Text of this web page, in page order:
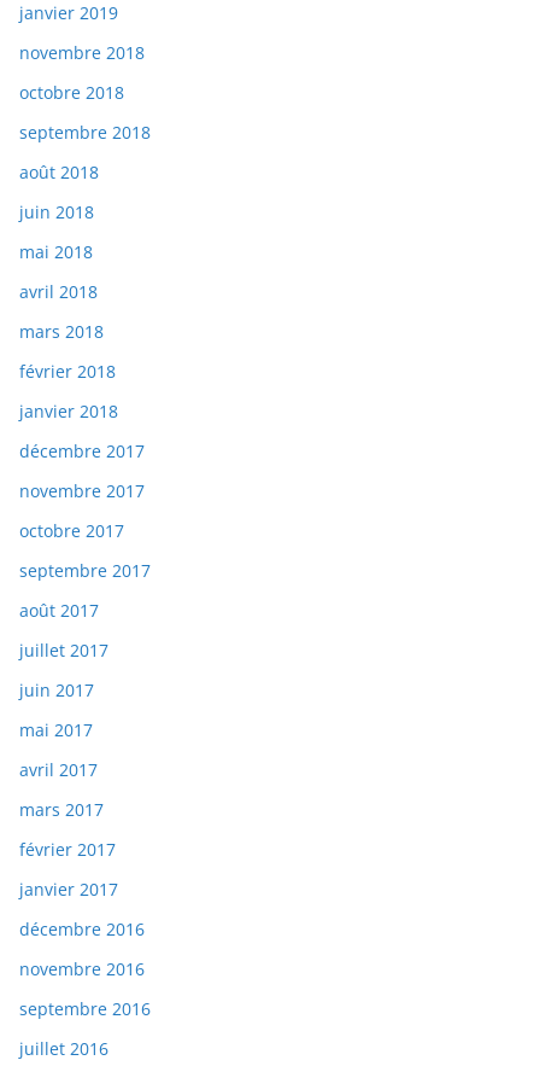
janvier 2019
novembre 2018
octobre 2018
septembre 2018
août 2018
juin 2018
mai 2018
avril 2018
mars 2018
février 2018
janvier 2018
décembre 2017
novembre 2017
octobre 2017
septembre 2017
août 2017
juillet 2017
juin 2017
mai 2017
avril 2017
mars 2017
février 2017
janvier 2017
décembre 2016
novembre 2016
septembre 2016
juillet 2016